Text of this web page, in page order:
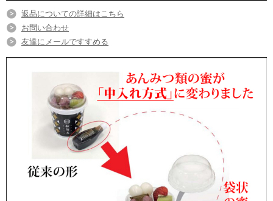
返品についての詳細はこちら
お問い合わせ
友達にメールですすめる